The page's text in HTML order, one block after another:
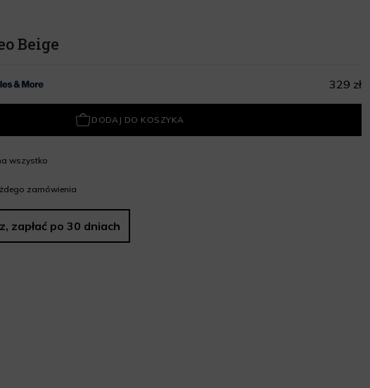
Beige
329 zł
DODAJ DO KOSZYKA
wszystko
zamówienia
zapłać po 30 dniach